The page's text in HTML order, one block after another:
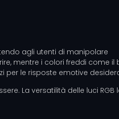
agli utenti di manipolare
mentre i colori freddi come il
per le risposte emotive
La versatilità delle luci RGB